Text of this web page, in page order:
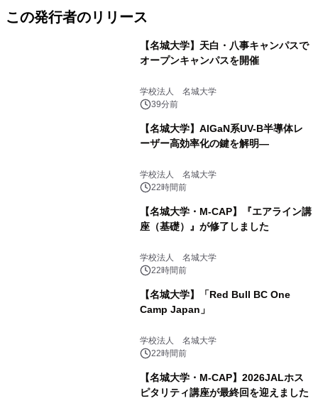
この発行者のリリース
【名城大学】天白・八事キャンパスで
オープンキャンパスを開催
学校法人 名城大学
39分前
【名城大学】AlGaN系UV-B半導体レ
ーザー高効率化の鍵を解明―
学校法人 名城大学
22時間前
【名城大学・M-CAP】『エアライン講
座（基礎）』が修了しました
学校法人 名城大学
22時間前
【名城大学】「Red Bull BC One
Camp Japan」
学校法人 名城大学
22時間前
【名城大学・M-CAP】2026JALホス
ピタリティ講座が最終回を迎えました